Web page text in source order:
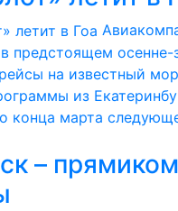
предстоящем осенне-
на известный
из
конца марта
–